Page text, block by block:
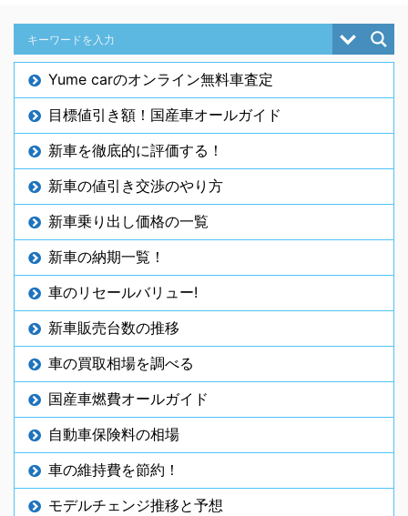
Yume carのオンライン無料車査定
目標値引き額！国産車オールガイド
新車を徹底的に評価する！
新車の値引き交渉のやり方
新車乗り出し価格の一覧
新車の納期一覧！
車のリセールバリュー!
新車販売台数の推移
車の買取相場を調べる
国産車燃費オールガイド
自動車保険料の相場
車の維持費を節約！
モデルチェンジ推移と予想